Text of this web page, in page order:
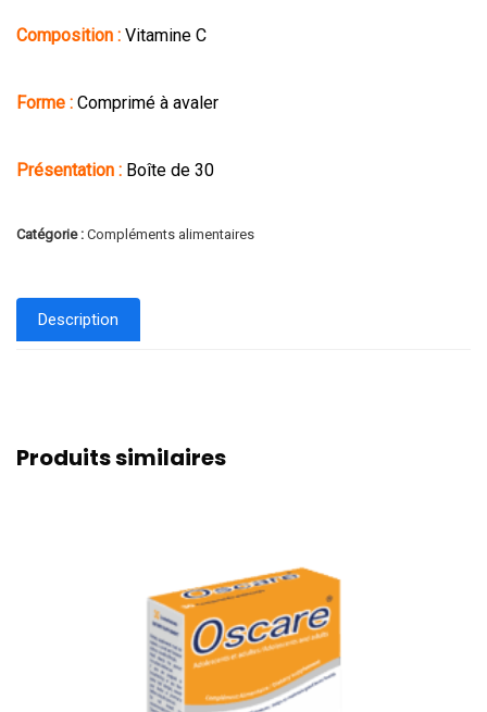
Composition : Vitamine C
Forme : Comprimé à avaler
Présentation : Boîte de 30
Catégorie : Compléments alimentaires
Description
Produits similaires